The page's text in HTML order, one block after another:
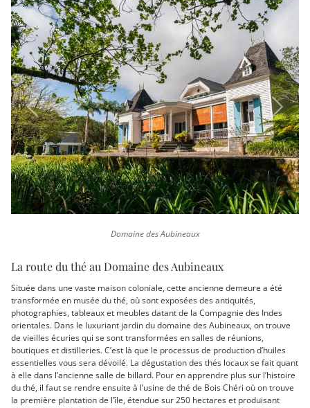
La route du thé au Domaine des Aubineaux
Située dans une vaste maison coloniale, cette ancienne demeure a été
transformée en musée du thé, où sont exposées des antiquités,
photographies, tableaux et meubles datant de la Compagnie des Indes
orientales. Dans le luxuriant jardin du domaine des Aubineaux, on trouve
de vieilles écuries qui se sont transformées en salles de réunions,
boutiques et distilleries. C’est là que le processus de production d’huiles
essentielles vous sera dévoilé. La dégustation des thés locaux se fait quant
à elle dans l’ancienne salle de billard. Pour en apprendre plus sur l’histoire
du thé, il faut se rendre ensuite à l’usine de thé de Bois Chéri où on trouve
la première plantation de l’île, étendue sur 250 hectares et produisant
Previous Next
Domaine des Aubineaux